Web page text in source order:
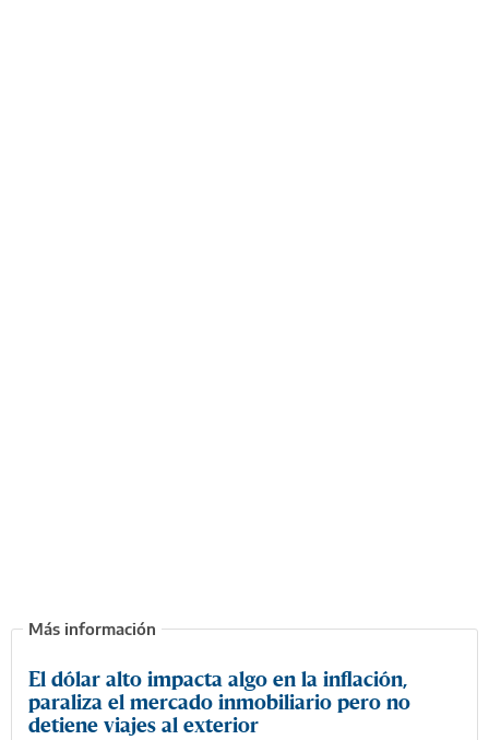
El dólar alto impacta algo en la inflación,
paraliza el mercado inmobiliario pero no
detiene viajes al exterior